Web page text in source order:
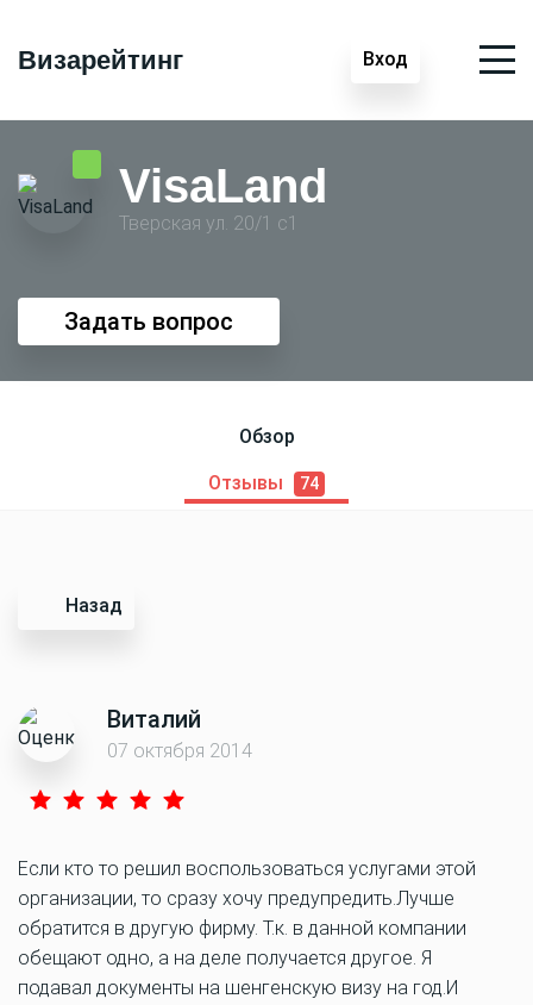
Визарейтинг Вход
VisaLand
Тверская ул. 20/1 с1
Задать вопрос
Обзор
Отзывы 74
Назад
Виталий
07 октября 2014
Если кто то решил воспользоваться услугами этой
организации, то сразу хочу предупредить.Лучше
обратится в другую фирму. Т.к. в данной компании
обещают одно, а на деле получается другое. Я
подавал документы на шенгенскую визу на год.И